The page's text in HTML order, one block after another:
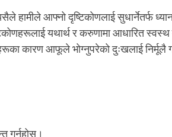
हामीले आफ्नो दृष्टिकोणलाई सुधार्नेतर्फ
यथार्थ र करुणामा आधारित
कारण आफूले भोग्नुपरेको दुःखलाई निर्मूलै
गर्नुहोस्।